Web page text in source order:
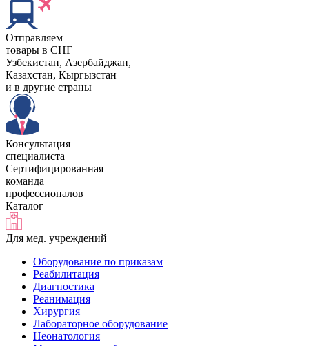
Отправляем
товары в СНГ
Узбекистан, Aзербайджан,
Казахстан, Кыргызстан
и в другие страны
Консультация
специалиста
Сертифицированная
команда
профессионалов
Каталог
Для мед. учреждений
Оборудование по приказам
Реабилитация
Диагностика
Реанимация
Хирургия
Лабораторное оборудование
Неонатология